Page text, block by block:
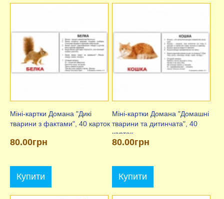
Міні-картки Домана "Дикі
тварини з фактами", 40 карток
80.00грн
Купити
Міні-картки Домана "Домашні
тварини та дитинчата", 40
карток
80.00грн
Купити